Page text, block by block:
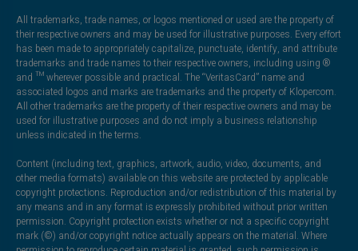
All trademarks, trade names, or logos mentioned or used are the property of
their respective owners and may be used for illustrative purposes. Every effort
has been made to appropriately capitalize, punctuate, identify, and attribute
trademarks and trade names to their respective owners, including using ®
and ™ wherever possible and practical. The “VeritasCard” name and
associated logos and marks are trademarks and the property of Klopercom.
All other trademarks are the property of their respective owners and may be
used for illustrative purposes and do not imply a business relationship
unless indicated in the terms.
Content (including text, graphics, artwork, audio, video, documents, and
other media formats) available on this website are protected by applicable
copyright protections. Reproduction and/or redistribution of this material by
any means and in any format is expressly prohibited without prior written
permission. Copyright protection exists whether or not a specific copyright
mark (©) and/or copyright notice actually appears on the material. Where